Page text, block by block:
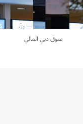
سوق دبي المالي